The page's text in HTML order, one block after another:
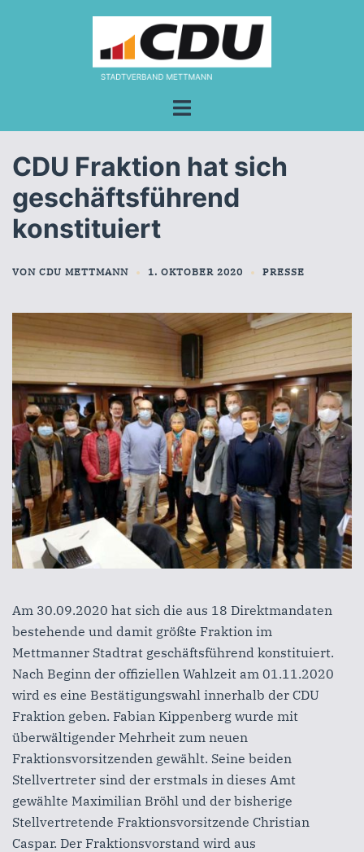
Menü
CDU Fraktion hat sich
geschäftsführend
konstituiert
VON CDU METTMANN 1. OKTOBER 2020 PRESSE
Am 30.09.2020 hat sich die aus 18 Direktmandaten
bestehende und damit größte Fraktion im
Mettmanner Stadtrat geschäftsführend konstituiert.
Nach Beginn der offiziellen Wahlzeit am 01.11.2020
wird es eine Bestätigungswahl innerhalb der CDU
Fraktion geben. Fabian Kippenberg wurde mit
überwältigender Mehrheit zum neuen
Fraktionsvorsitzenden gewählt. Seine beiden
Stellvertreter sind der erstmals in dieses Amt
gewählte Maximilian Bröhl und der bisherige
Stellvertretende Fraktionsvorsitzende Christian
Caspar. Der Fraktionsvorstand wird aus